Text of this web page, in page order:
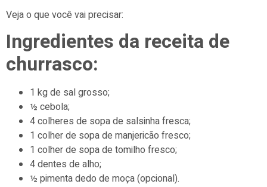
Veja o que você vai precisar:
Ingredientes da receita de
churrasco:
1 kg de sal grosso;
½ cebola;
4 colheres de sopa de salsinha fresca;
1 colher de sopa de manjericão fresco;
1 colher de sopa de tomilho fresco;
4 dentes de alho;
½ pimenta dedo de moça (opcional).